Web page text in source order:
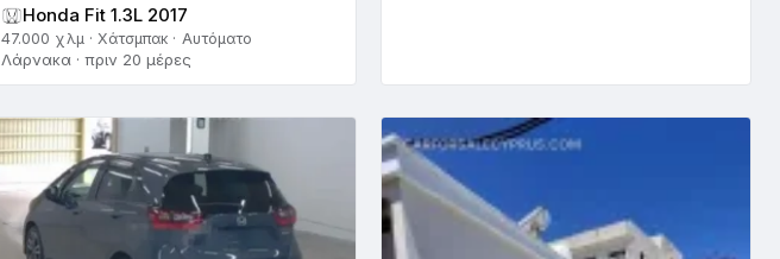
Honda Fit 1.3L 2017
47.000 χλμ · Χάτσμπακ · Αυτόματο
Λάρνακα · πριν 20 μέρες